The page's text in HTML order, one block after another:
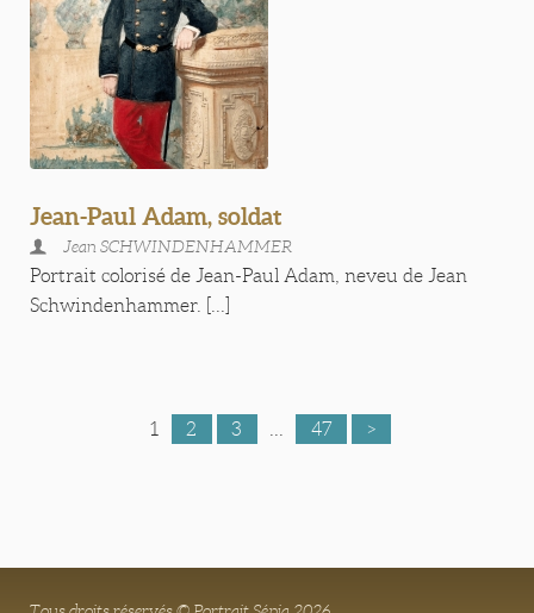
Jean-Paul Adam, soldat
Jean SCHWINDENHAMMER
Portrait colorisé de Jean-Paul Adam, neveu de Jean
Schwindenhammer. [...]
1 2 3 47 >